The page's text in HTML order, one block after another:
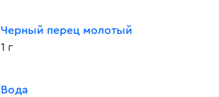
Черный перец молотый
1 г
Вода